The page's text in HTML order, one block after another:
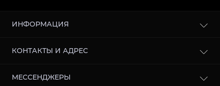
ИНФОРМАЦИЯ
Отзывы
Политика конфиденциальности
КОНТАКТЫ И АДРЕС
МЕССЕНДЖЕРЫ